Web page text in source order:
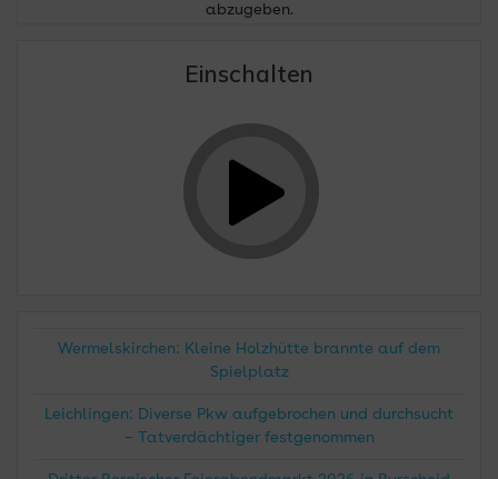
abzugeben.
Einschalten
Wermelskirchen: Kleine Holzhütte brannte auf dem
Spielplatz
Leichlingen: Diverse Pkw aufgebrochen und durchsucht
– Tatverdächtiger festgenommen